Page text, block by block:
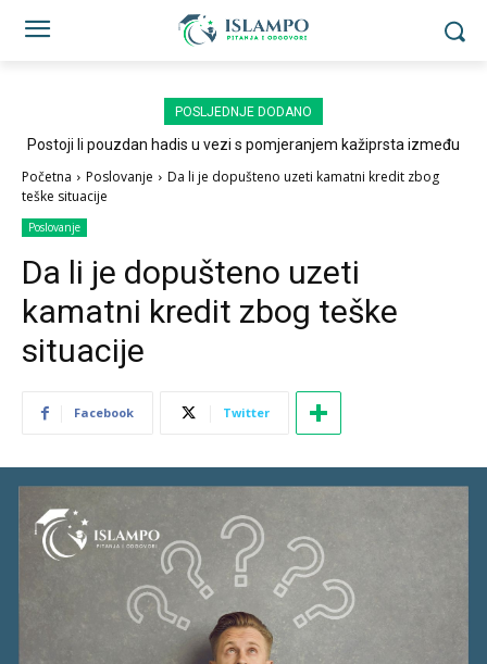
POSLJEDNJE DODANO
Postoji li pouzdan hadis u vezi s pomjeranjem kažiprsta između
Početna Poslovanje
Da li je dopušteno uzeti kamatni kredit zbog
teške situacije
Poslovanje
Da li je dopušteno uzeti
kamatni kredit zbog teške
situacije
Facebook Twitter